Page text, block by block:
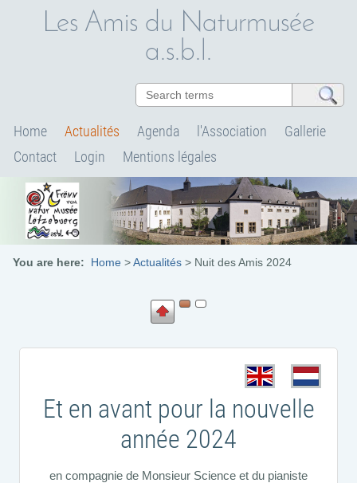
Les Amis du Naturmusée
a.s.b.l.
Home Actualités Agenda l'Association
Gallerie
Contact
Login Mentions légales
You are here: Home >Actualités > Nuit des Amis 2024
Et en avant pour la nouvelle
année 2024
en compagnie de Monsieur Science et du pianiste